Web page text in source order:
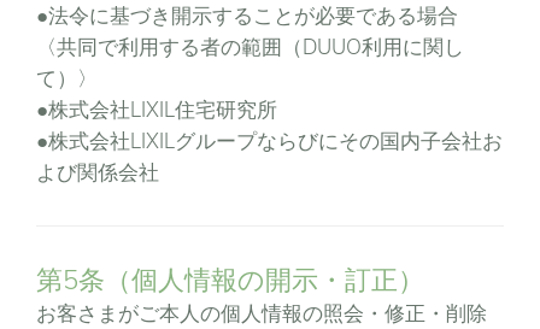
●法令に基づき開示することが必要である場合
〈共同で利用する者の範囲（DUUO利用に関し
て）〉
●株式会社LIXIL住宅研究所
●株式会社LIXILグループならびにその国内子会社お
よび関係会社
第5条（個人情報の開示・訂正）
お客さまがご本人の個人情報の照会・修正・削除